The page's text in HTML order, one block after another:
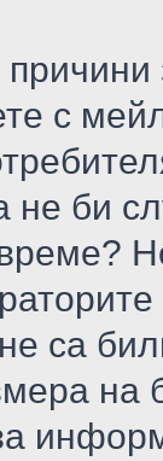
с
не би
са
на